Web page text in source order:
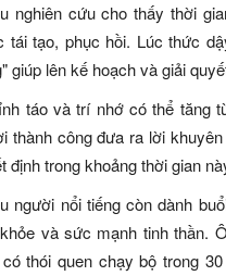
nghiên cứu cho thấy thời
tái tạo, phục hồi. Lúc thức
giúp lên kế hoạch và giải
táo và trí nhớ có thể tăng
thành công đưa ra lời
định trong khoảng thời gian
người nổi tiếng còn dành
và sức mạnh tinh thần.
có thói quen chạy bộ trong